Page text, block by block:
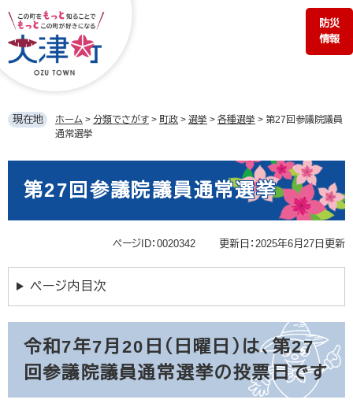
ジ
の
す。
ュ
ー
し
防災
情報
現在地 ホーム > 分類でさがす > 町政 > 選挙 > 各種選挙 > 第27回参議院議員
通常選挙
第27回参議院議員通常選挙
ページID：0020342 更新日：2025年6月27日更新
ページ内目次
令和7年7月20日（日曜日）は、第27
回参議院議員通常選挙の投票日です